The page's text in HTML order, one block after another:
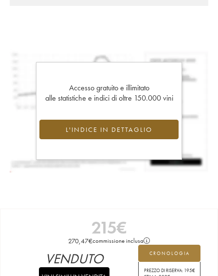
Accesso gratuito e illimitato
alle statistiche e indici di oltre 150.000 vini
L'INDICE IN DETTAGLIO
215€
270,47€commissione inclusa
CRONOLOGIA
PREZZO DI RISERVA: 195€
VENDUTO